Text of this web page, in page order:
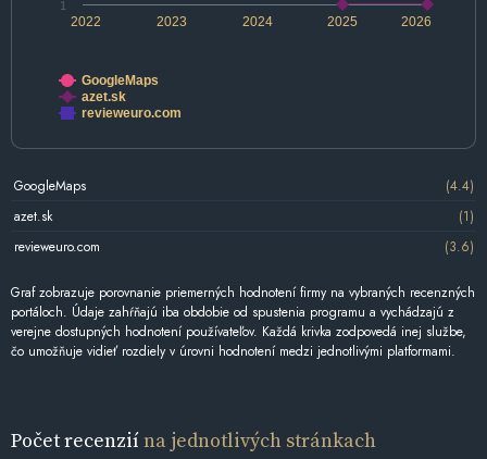
2022 2024 2026
2023 2025
1
GoogleMaps
azet.sk
revieweuro.com
GoogleMaps
(4.4)
azet.sk
(1)
revieweuro.com
(3.6)
Graf zobrazuje porovnanie priemerných hodnotení firmy na vybraných recenzných
portáloch. Údaje zahŕňajú iba obdobie od spustenia programu a vychádzajú z
verejne dostupných hodnotení používateľov. Každá krivka zodpovedá inej službe,
čo umožňuje vidieť rozdiely v úrovni hodnotení medzi jednotlivými platformami.
Počet recenziína jednotlivých stránkach